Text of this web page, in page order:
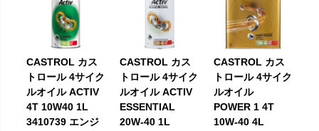
CASTROL カス
トロール 4サイク
ルオイル ACTIV
4T 10W40 1L
3410739 エンジ
CASTROL カス
トロール 4サイク
ルオイル ACTIV
ESSENTIAL
20W-40 1L
CASTROL カス
トロール 4サイク
ルオイル
POWER 1 4T
10W-40 4L